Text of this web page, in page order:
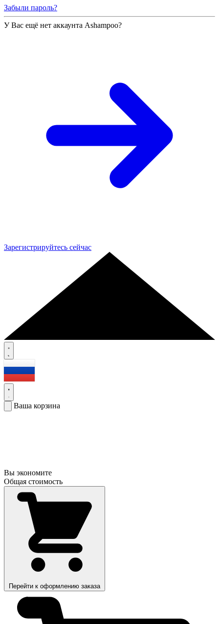
Забыли пароль?
У Вас ещё нет аккаунта Ashampoo?
Зарегистрируйтесь сейчас
Ваша корзина
Вы экономите
Общая стоимость
Перейти к оформлению заказа